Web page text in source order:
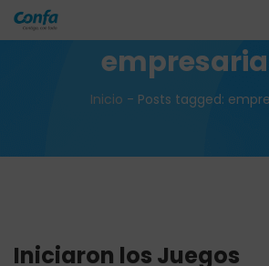
Inicio - Posts tagged:
Iniciaron los Juegos